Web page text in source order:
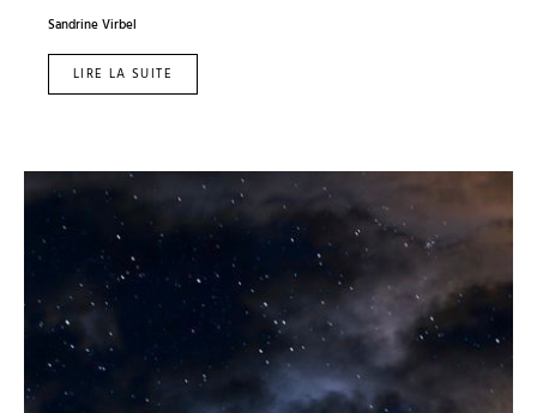
Sandrine Virbel
LIRE LA SUITE